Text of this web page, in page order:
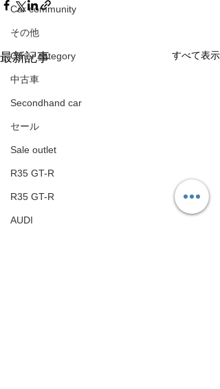
Car community
その他
Other category
中古車
Secondhand car
セール
Sale outlet
R35 GT-R
R35 GT-R
AUDI
最新記事 すべて表示